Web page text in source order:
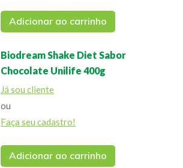
Adicionar ao carrinho
Biodream Shake Diet Sabor
Chocolate Unilife 400g
Já sou cliente
ou
Faça seu cadastro!
Adicionar ao carrinho